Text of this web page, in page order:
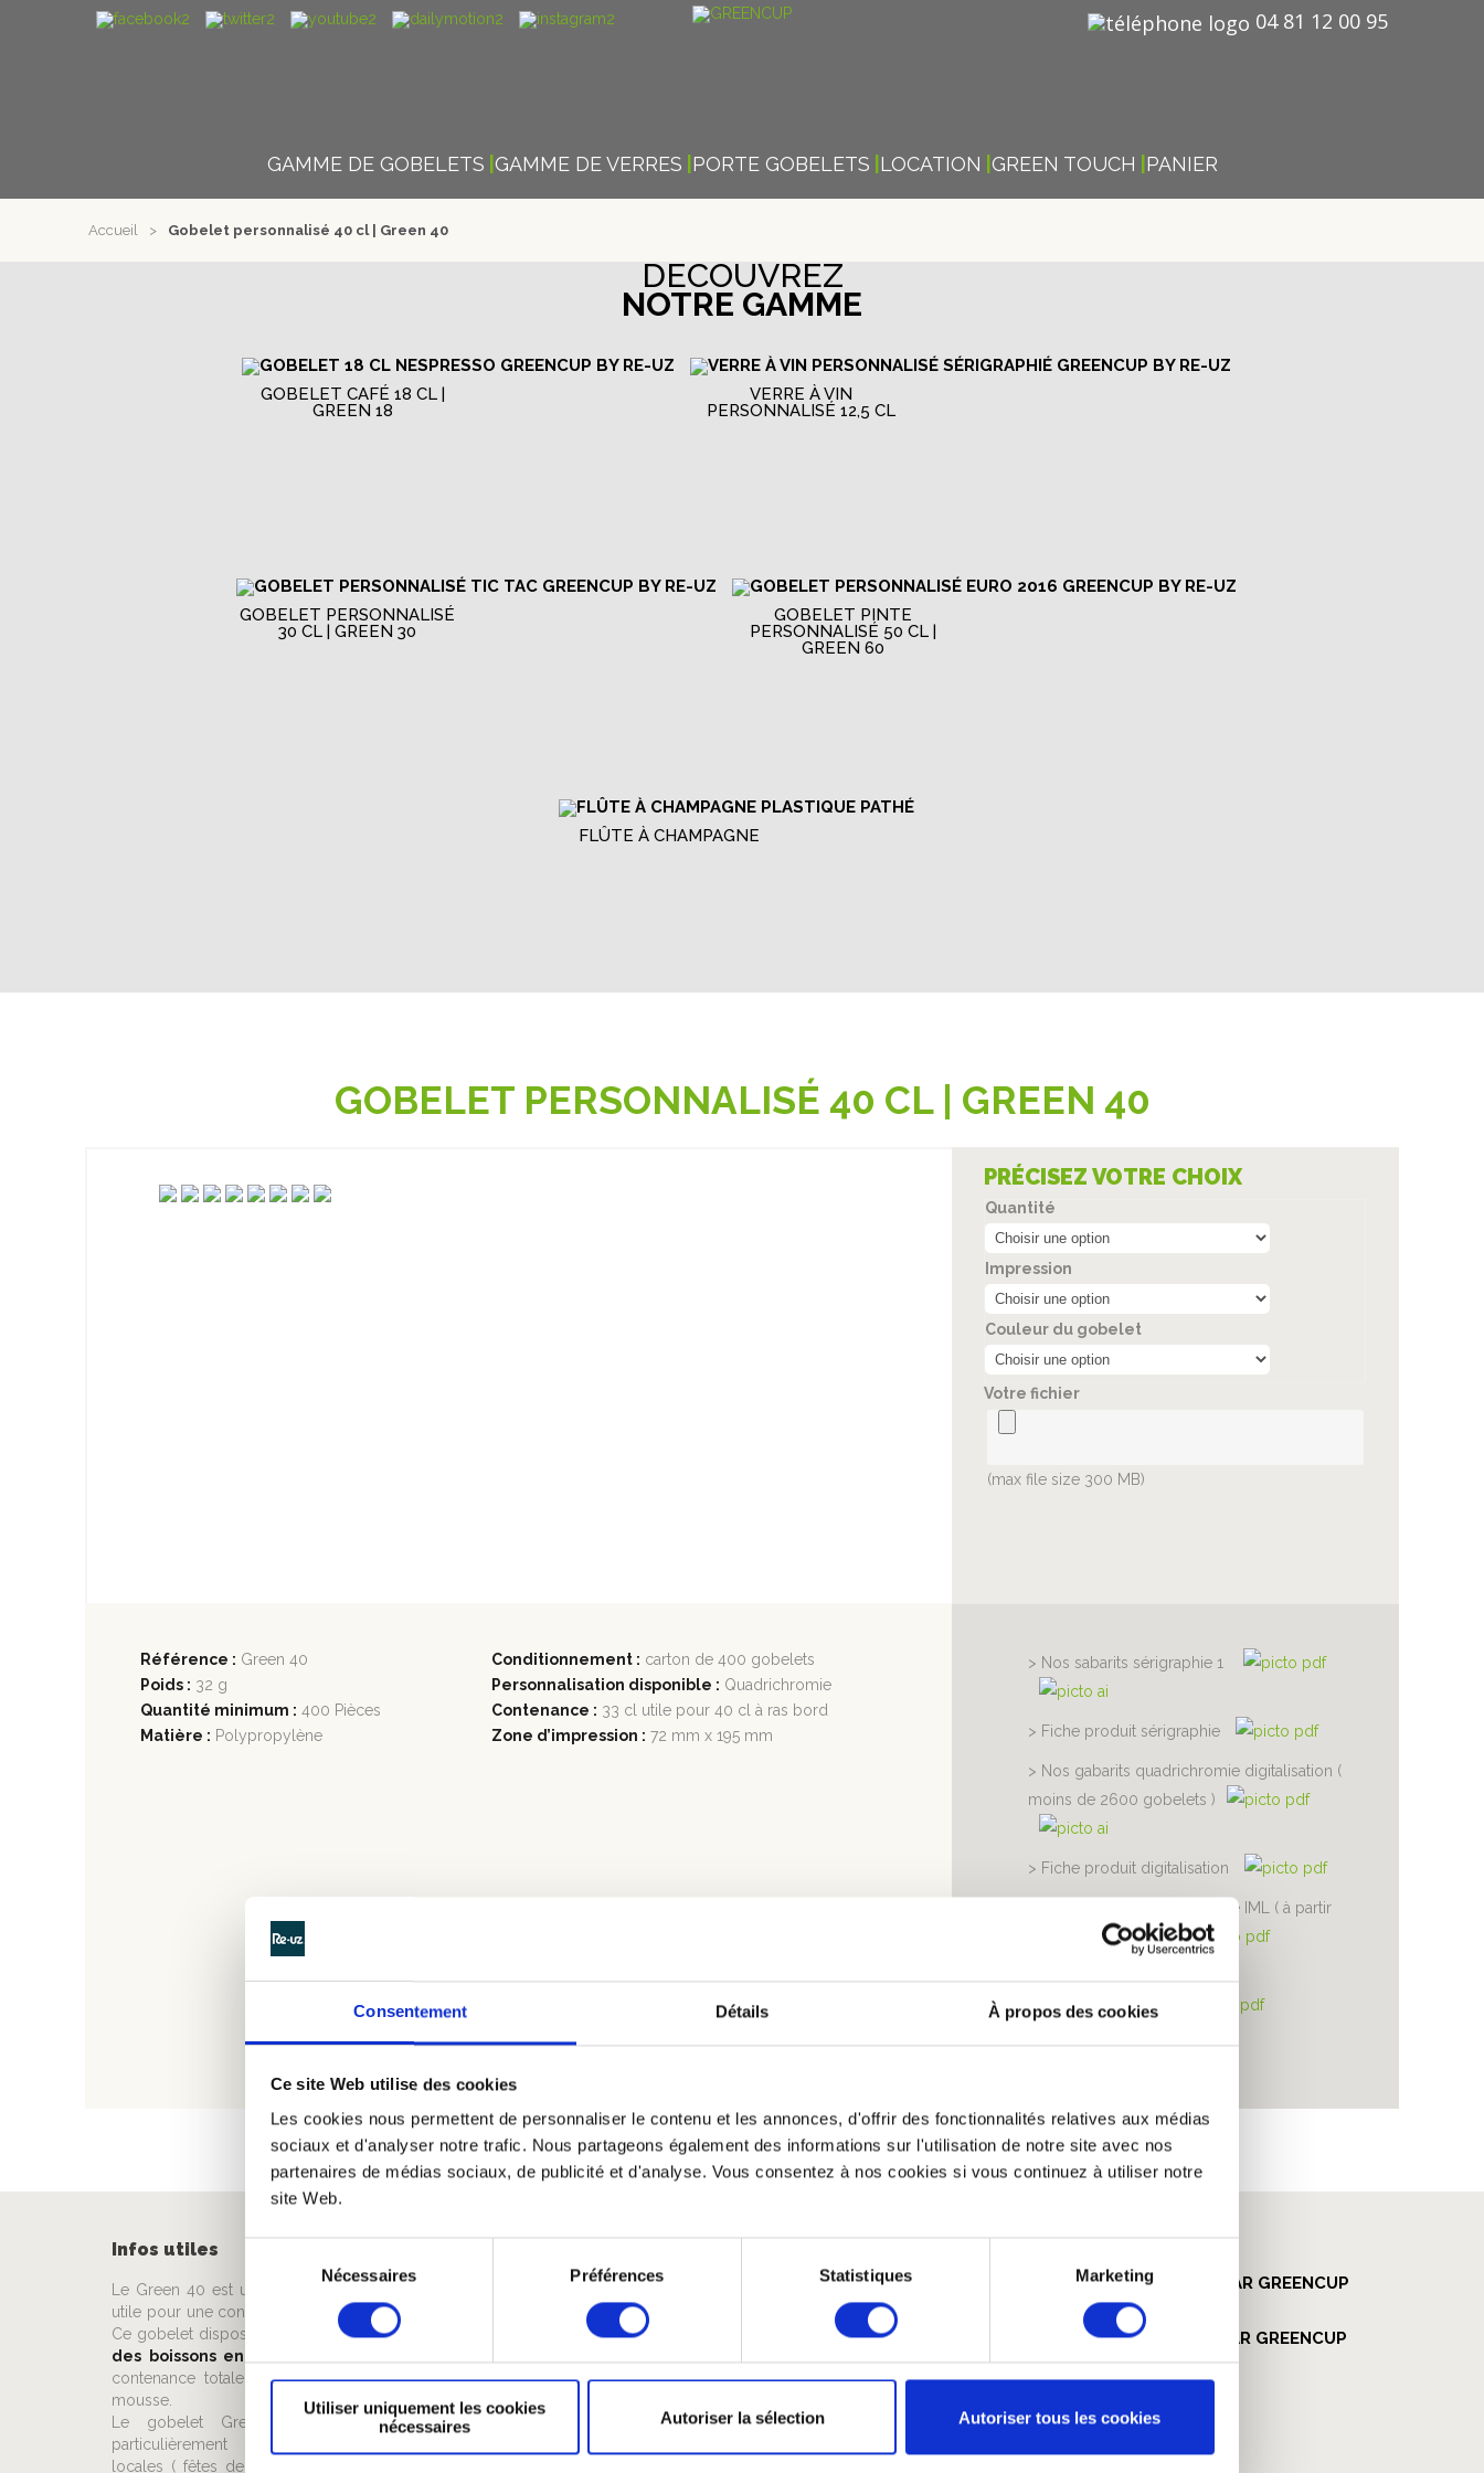
Consentement Détails À propos des cookies
Ce site Web utilise des cookies
Les cookies nous permettent de personnaliser le contenu et les annonces, d'offrir des fonctionnalités relatives aux médias
sociaux et d'analyser notre trafic. Nous partageons également des informations sur l'utilisation de notre site avec nos
partenaires de médias sociaux, de publicité et d'analyse. Vous consentez à nos cookies si vous continuez à utiliser notre
site Web.
consentement
Nécessaires Préférences Statistiques Marketing
Utiliser uniquement les cookies
nécessaires
Autoriser la sélection Autoriser tous les cookies
04 81 12 00 95
GAMME DE GOBELETS GAMME DE VERRES PORTE GOBELETS LOCATION GREEN TOUCH PANIER
Accueil > Gobelet personnalisé 40 cl | Green 40
DÉCOUVREZ
NOTRE GAMME
GOBELET CAFÉ 18 CL |
GREEN 18
VERRE À VIN
PERSONNALISÉ 12,5 CL
GOBELET PERSONNALISÉ
30 CL | GREEN 30
GOBELET PINTE
PERSONNALISÉ 50 CL |
GREEN 60
FLÛTE À CHAMPAGNE
GOBELET PERSONNALISÉ 40 CL | GREEN 40
Référence : Green 40
Poids : 32 g
Quantité minimum : 400 Pièces
Matière : Polypropylène
Conditionnement : carton de 400 gobelets
Personnalisation disponible : Quadrichromie
Contenance : 33 cl utile pour 40 cl à ras bord
Zone d’impression : 72 mm x 195 mm
PRÉCISEZ VOTRE CHOIX
Quantité
Impression
Couleur du gobelet
Votre fichier
(max file size 300 MB)
> Nos sabarits sérigraphie 1
> Fiche produit sérigraphie
> Nos gabarits quadrichromie digitalisation (
moins de 2600 gobelets )
> Fiche produit digitalisation
> Nos gabarits quadrichromie IML ( à partir
de 2600 gobelets )
> Fiche produit IML
Infos utiles
Le Green 40 est un
utile pour une contenance totale de 40 cl à ras bord.
Ce gobelet dispose du format idéal pour le
des boissons en cannettes
contenance totale, il laisse la place suffisante à la
mousse.
Le gobelet Green 40 type Ecocup ® est
particulièrement utilisé lors des manifestations
locales ( fêtes de village, carnaval, … ) ou dans les